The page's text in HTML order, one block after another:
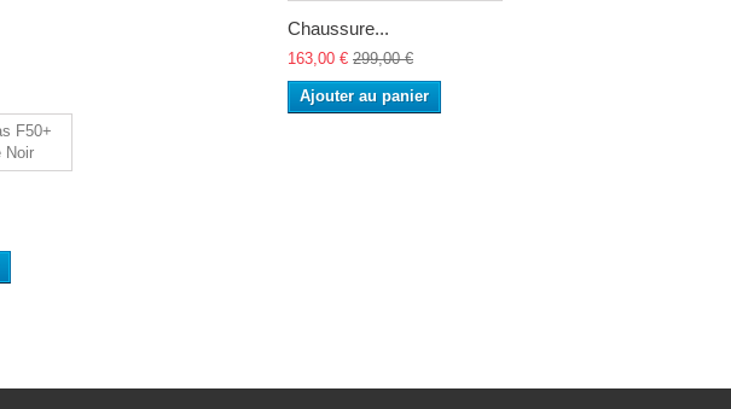
Chaussure...
163,00 € 299,00 €
Ajouter au panier